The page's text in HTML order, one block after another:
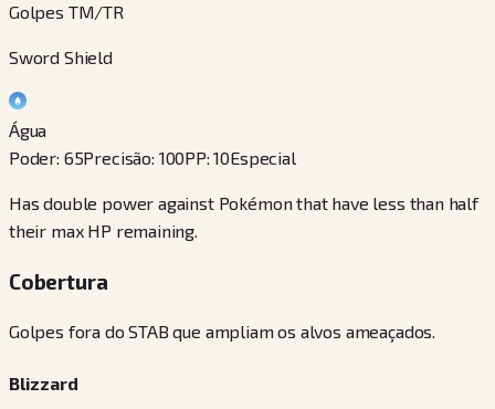
Golpes TM/TR
Sword Shield
Água
Poder: 65Precisão: 100PP:10Especial
Has double power against Pokémon that have less than half
their max HP remaining.
Cobertura
Golpes fora do STAB que ampliam os alvos ameaçados.
Blizzard